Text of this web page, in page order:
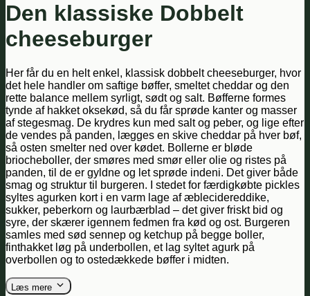
Den klassiske Dobbelt
cheeseburger
Her får du en helt enkel, klassisk dobbelt cheeseburger, hvor
det hele handler om saftige bøffer, smeltet cheddar og den
rette balance mellem syrligt, sødt og salt. Bøfferne formes
tynde af hakket oksekød, så du får sprøde kanter og masser
af stegesmag. De krydres kun med salt og peber, og lige efter
de vendes på panden, lægges en skive cheddar på hver bøf,
så osten smelter ned over kødet. Bollerne er bløde
briocheboller, der smøres med smør eller olie og ristes på
panden, til de er gyldne og let sprøde indeni. Det giver både
smag og struktur til burgeren. I stedet for færdigkøbte pickles
syltes agurken kort i en varm lage af æblecidereddike,
sukker, peberkorn og laurbærblad – det giver friskt bid og
syre, der skærer igennem fedmen fra kød og ost. Burgeren
samles med sød sennep og ketchup på begge boller,
finthakket løg på underbollen, et lag syltet agurk på
overbollen og to ostedækkede bøffer i midten.
Læs mere